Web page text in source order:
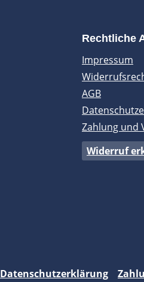
Rechtliche
Impressum
AGB
Zahlung und
Widerruf
Datenschutzerklärung